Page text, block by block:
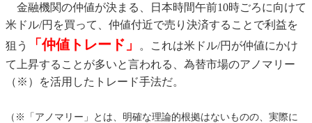
金融機関の仲値が決まる、日本時間午前10時ごろに向けて
米ドル/円を買って、仲値付近で売り決済することで利益を
狙う
「仲値トレード」
。これは米ドル/円が仲値にかけ
て上昇することが多いと言われる、為替市場のアノマリー
（※）を活用したトレード手法だ。
（※「アノマリー」とは、明確な理論的根拠はないものの、実際に